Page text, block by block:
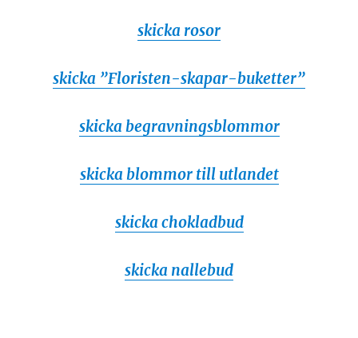
skicka rosor
skicka ”Floristen-skapar-buketter”
skicka begravningsblommor
skicka blommor till utlandet
skicka chokladbud
skicka nallebud